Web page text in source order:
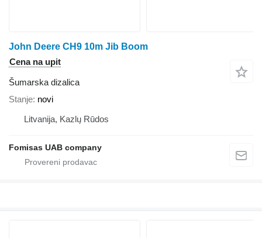
John Deere CH9 10m Jib Boom
Cena na upit
Šumarska dizalica
Stanje novi
Litvanija, Kazlų Rūdos
Fomisas UAB company